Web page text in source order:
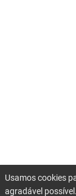
Usamos cookies
agradável